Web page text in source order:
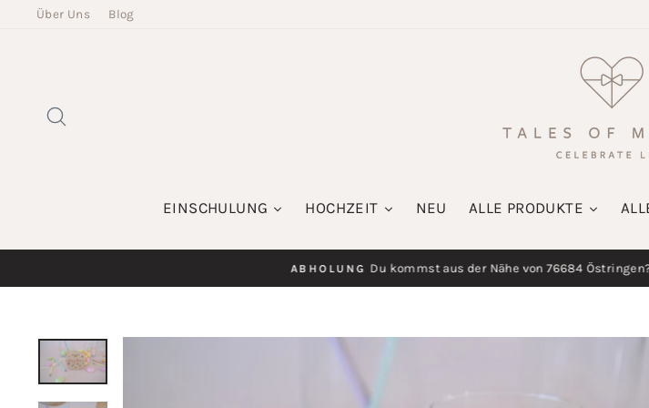
DirektÜber Uns Blog
EINSCHULUNG HOCHZEIT NEU ALLE PRODUKTE
ABHOLUNG Du kommst aus der Nähe von 76684